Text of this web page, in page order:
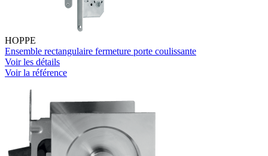
HOPPE
Ensemble rectangulaire fermeture porte coulissante
Voir les détails
Voir la référence